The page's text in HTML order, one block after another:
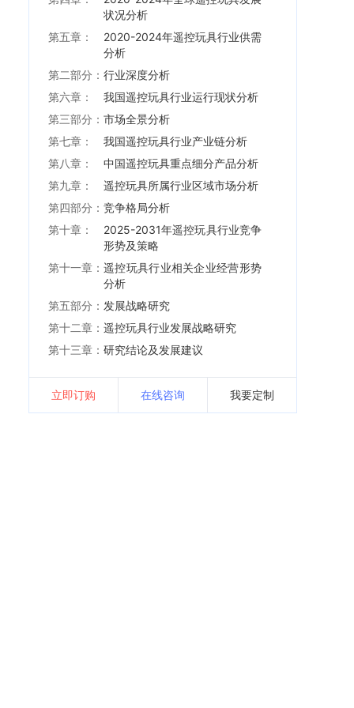
状况分析
第五章：
2020-2024年遥控玩具行业供需
分析
第二部分： 行业深度分析
第六章：
我国遥控玩具行业运行现状分析
第三部分： 市场全景分析
第七章：
我国遥控玩具行业产业链分析
第八章：
中国遥控玩具重点细分产品分析
第九章：
遥控玩具所属行业区域市场分析
第四部分： 竞争格局分析
第十章：
2025-2031年遥控玩具行业竞争
形势及策略
第十一章： 遥控玩具行业相关企业经营形势
分析
第五部分： 发展战略研究
第十二章： 遥控玩具行业发展战略研究
第十三章： 研究结论及发展建议
立即订购 在线咨询 我要定制